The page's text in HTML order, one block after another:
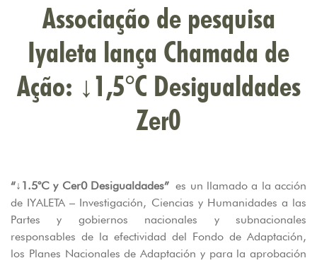
Associação de pesquisa
Iyaleta lança Chamada de
Ação: ↓1,5°C Desigualdades
Zer0
“↓1.5°C y Cer0 Desigualdades” es un llamado a la acción
de IYALETA – Investigación, Ciencias y Humanidades a las
Partes y gobiernos nacionales y subnacionales
responsables de la efectividad del Fondo de Adaptación,
los Planes Nacionales de Adaptación y para la aprobación